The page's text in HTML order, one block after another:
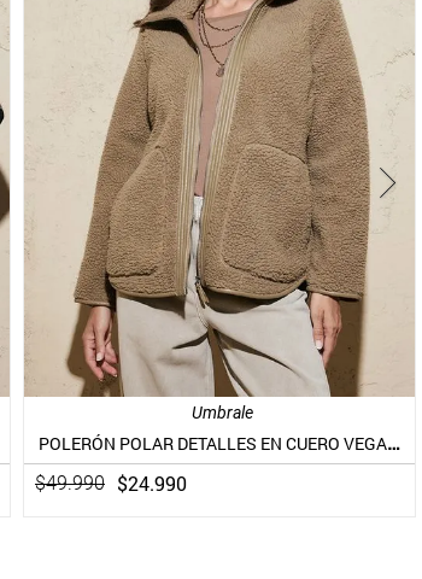
Umbrale
POLERÓN POLAR DETALLES EN CUERO VEGANO
$49.990 $24.990